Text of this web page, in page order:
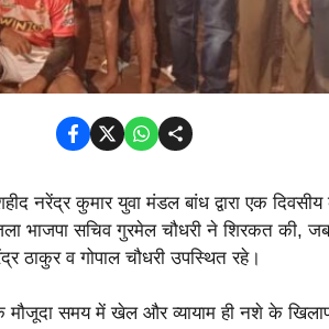
नरेंद्र कुमार युवा मंडल बांध द्वारा एक दिवसीय
भाजपा सचिव गुरमेल चौधरी ने शिरकत की,
ठाकुर व गोपाल चौधरी उपस्थित रहे।
मौजूदा समय में खेल और व्यायाम ही नशे के